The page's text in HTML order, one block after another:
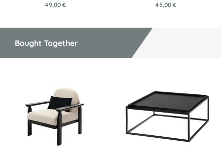
49,00 € 45,00 €
Bought Together